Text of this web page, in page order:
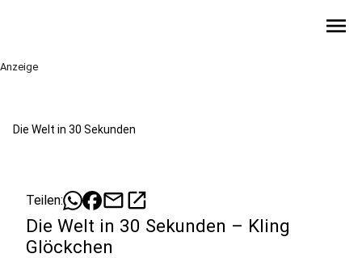
menu
Anzeige
Die Welt in 30 Sekunden
Teilen: mailopen_in_new
Die Welt in 30 Sekunden – Kling
Glöckchen